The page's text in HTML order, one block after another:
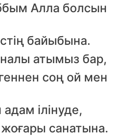
Алла болсын
байыбына.
атымыз бар,
соң ой мен
ілінуде,
санатына.